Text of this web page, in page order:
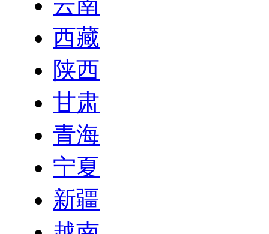
西藏
陕西
甘肃
青海
宁夏
新疆